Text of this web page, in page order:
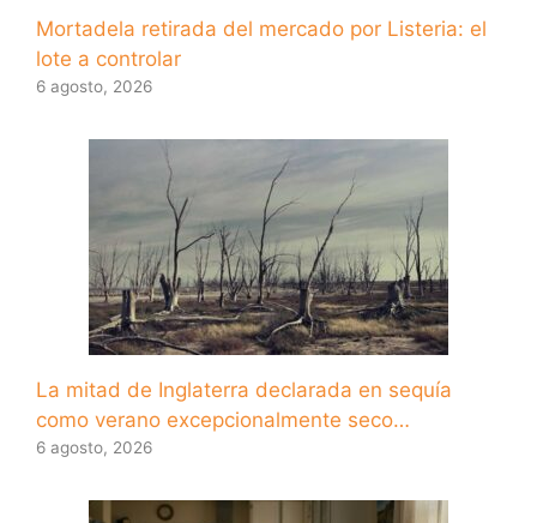
Mortadela retirada del mercado por Listeria: el
lote a controlar
6 agosto, 2026
La mitad de Inglaterra declarada en sequía
como verano excepcionalmente seco…
6 agosto, 2026